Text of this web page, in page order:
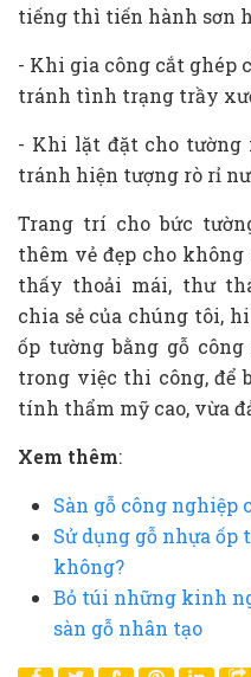
tiếng thì tiến hành sơn
- Khi gia công cắt ghép
tránh tình trạng trầy
- Khi lặt đặt cho
tránh hiện tượng rò rỉ
Trang trí cho bức
thêm vẻ đẹp cho
thấy thoải mái, thư
chia sẻ của chúng tôi,
ốp tường bằng gỗ
trong việc thi công, để
tính thẩm mỹ cao, vừa
Xem thêm:
Sàn gỗ công nghiệp
Sử dụng gỗ nhựa
không?
Bỏ túi những kinh
sàn gỗ nhân tạo